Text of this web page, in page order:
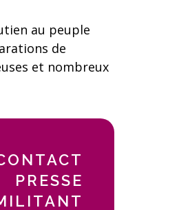
au peuple
de
et nombreux
PRESSE